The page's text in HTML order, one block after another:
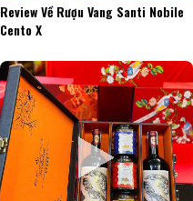
Review Về Rượu Vang Santi Nobile
Cento X